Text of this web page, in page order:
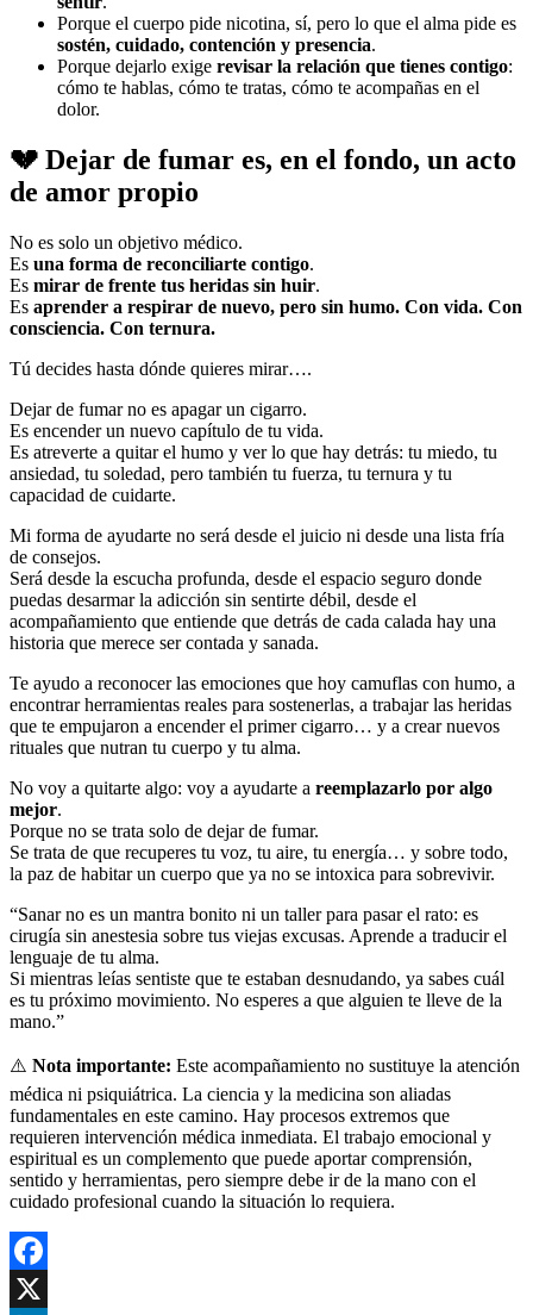
Porque el cuerpo pide nicotina, sí, pero lo que el alma pide es
sostén, cuidado, contención y presencia.
Porque dejarlo exige revisar la relación que tienes contigo:
cómo te hablas, cómo te tratas, cómo te acompañas en el
dolor.
💔 Dejar de fumar es, en el fondo, un acto
de amor propio
No es solo un objetivo médico.
Es una forma de reconciliarte contigo.
Es mirar de frente tus heridas sin huir.
Es aprender a respirar de nuevo, pero sin humo. Con vida. Con
consciencia. Con ternura.
Tú decides hasta dónde quieres mirar….
Dejar de fumar no es apagar un cigarro.
Es encender un nuevo capítulo de tu vida.
Es atreverte a quitar el humo y ver lo que hay detrás: tu miedo, tu
ansiedad, tu soledad, pero también tu fuerza, tu ternura y tu
capacidad de cuidarte.
Mi forma de ayudarte no será desde el juicio ni desde una lista fría
de consejos.
Será desde la escucha profunda, desde el espacio seguro donde
puedas desarmar la adicción sin sentirte débil, desde el
acompañamiento que entiende que detrás de cada calada hay una
historia que merece ser contada y sanada.
Te ayudo a reconocer las emociones que hoy camuflas con humo, a
encontrar herramientas reales para sostenerlas, a trabajar las heridas
que te empujaron a encender el primer cigarro… y a crear nuevos
rituales que nutran tu cuerpo y tu alma.
No voy a quitarte algo: voy a ayudarte a reemplazarlo por algo
mejor.
Porque no se trata solo de dejar de fumar.
Se trata de que recuperes tu voz, tu aire, tu energía… y sobre todo,
la paz de habitar un cuerpo que ya no se intoxica para sobrevivir.
“Sanar no es un mantra bonito ni un taller para pasar el rato: es
cirugía sin anestesia sobre tus viejas excusas. Aprende a traducir el
lenguaje de tu alma.
Si mientras leías sentiste que te estaban desnudando, ya sabes cuál
es tu próximo movimiento. No esperes a que alguien te lleve de la
mano.”
⚠️ Nota importante: Este acompañamiento no sustituye la atención
médica ni psiquiátrica. La ciencia y la medicina son aliadas
fundamentales en este camino. Hay procesos extremos que
requieren intervención médica inmediata. El trabajo emocional y
espiritual es un complemento que puede aportar comprensión,
sentido y herramientas, pero siempre debe ir de la mano con el
cuidado profesional cuando la situación lo requiera.
Facebook